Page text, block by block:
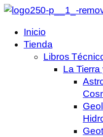
Inicio
Tienda
Libros
La Tierra